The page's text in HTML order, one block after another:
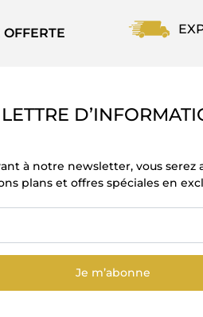
OFFERTE
LETTRE
à notre newsletter, vous serez
plans et offres spéciales en
Je m’abonne